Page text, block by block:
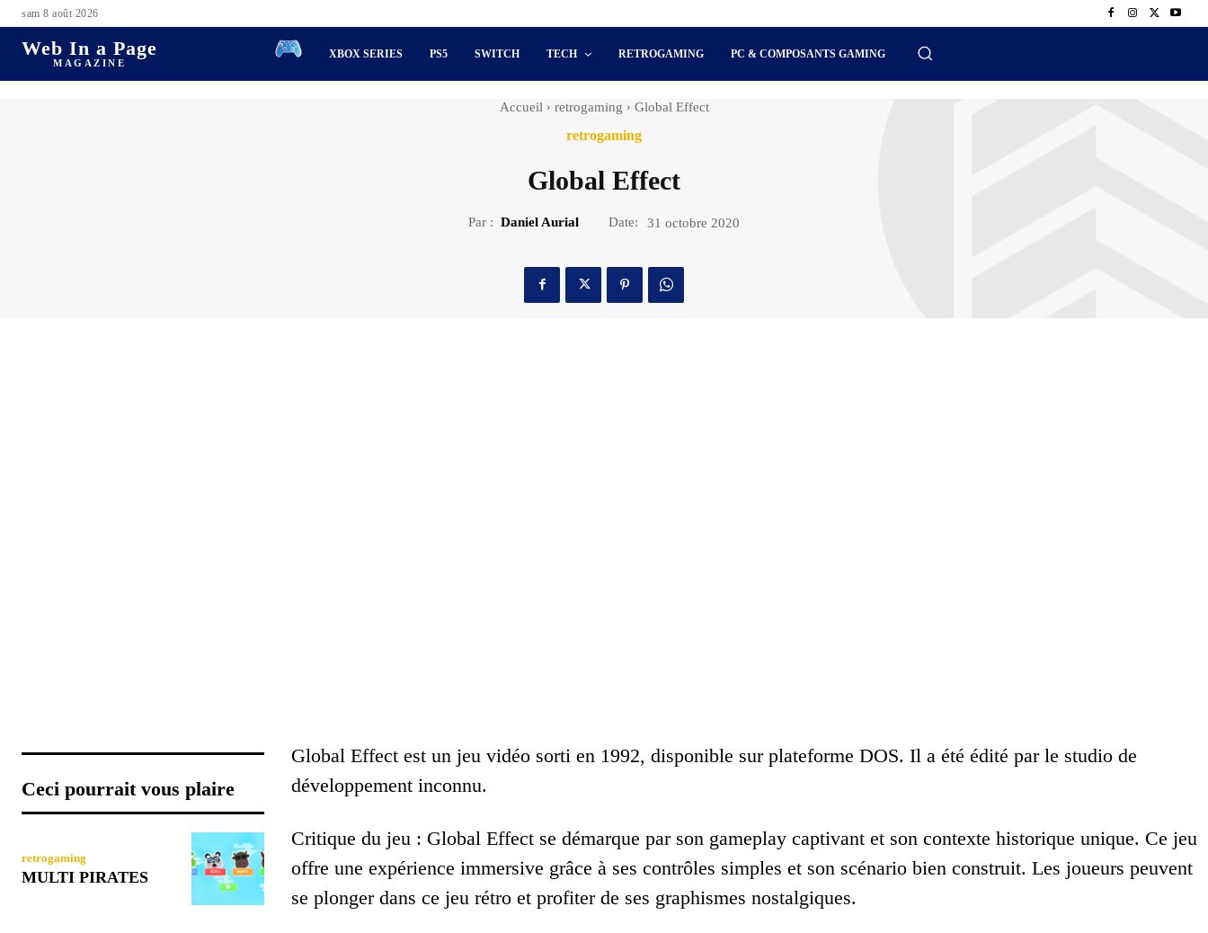
sam 8 août 2026
Web In a Page
MAGAZINE
XBOX SERIES PS5 SWITCH TECH RETROGAMING PC & COMPOSANTS GAMING
Accueil retrogaming Global Effect
retrogaming
Global Effect
Par : Daniel Aurial Date: 31 octobre 2020
Ceci pourrait vous plaire
retrogaming
MULTI PIRATES
Global Effect est un jeu vidéo sorti en 1992, disponible sur plateforme DOS. Il a été édité par le studio de
développement inconnu.
Critique du jeu : Global Effect se démarque par son gameplay captivant et son contexte historique unique. Ce jeu
offre une expérience immersive grâce à ses contrôles simples et son scénario bien construit. Les joueurs peuvent
se plonger dans ce jeu rétro et profiter de ses graphismes nostalgiques.